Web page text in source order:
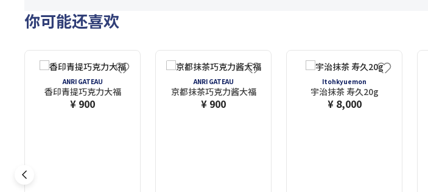
你可能还喜欢
ANRI GATEAU
香印青提巧克力大福
¥ 900
ANRI GATEAU
京都抹茶巧克力酱大福
¥ 900
Itohkyuemon
宇治抹茶 寿久20g
¥ 8,000